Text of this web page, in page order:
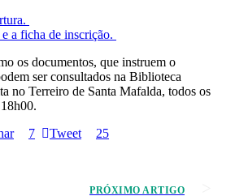
a ficha de inscrição.
os documentos, que instruem o
ser consultados na Biblioteca
no Terreiro de Santa Mafalda, todos os
7 Tweet 25
PRÓXIMO ARTIGO